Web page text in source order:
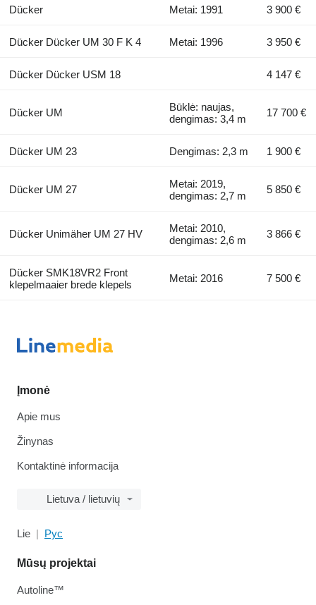
Dücker Metai: 1991 3 900 €
Dücker Dücker UM 30 F K 4 Metai: 1996 3 950 €
Dücker Dücker USM 18 4 147 €
Dücker UM
Būklė: naujas,
dengimas: 3,4 m
17 700 €
Dücker UM 23 Dengimas: 2,3 m 1 900 €
Dücker UM 27
Metai: 2019,
dengimas: 2,7 m
5 850 €
Dücker Unimäher UM 27 HV
Metai: 2010,
dengimas: 2,6 m
3 866 €
Dücker SMK18VR2 Front
klepelmaaier brede klepels
Metai: 2016 7 500 €
Įmonė
Apie mus
Žinynas
Kontaktinė informacija
Lietuva / lietuvių
Lie Рус
Mūsų projektai
Autoline™